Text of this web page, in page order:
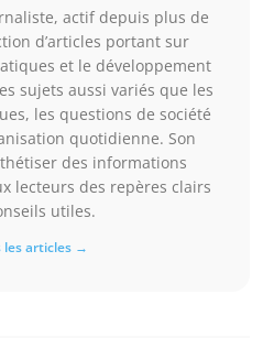
actif depuis plus de
d’articles portant sur
et le développement
sujets aussi variés que les
les questions de société
quotidienne. Son
des informations
lecteurs des repères clairs
utiles.
les articles →